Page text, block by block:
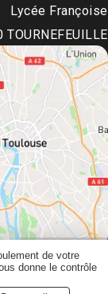
Lycée Françoise
TOURNEFEUILLE
de votre
donne le contrôle